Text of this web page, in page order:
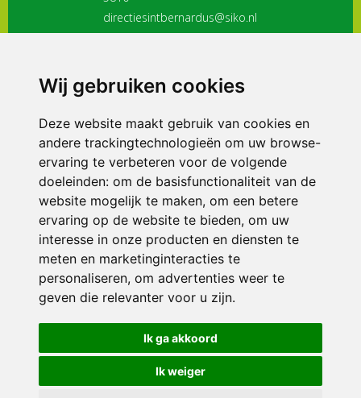
Wij gebruiken cookies
Deze website maakt gebruik van cookies en
andere trackingtechnologieën om uw browse-
ervaring te verbeteren voor de volgende
doeleinden: om de basisfunctionaliteit van de
website mogelijk te maken, om een betere
ervaring op de website te bieden, om uw
interesse in onze producten en diensten te
meten en marketinginteracties te
personaliseren, om advertenties weer te
geven die relevanter voor u zijn.
Ik ga akkoord
Ik weiger
directiesintbernardus@siko.nl
3116 JB
ONDERDEEL VAN
© 2026 Sint Bernardus | Alle rechten voorbehouden
Privacy policy|Disclaimer| Klachtenregeling|RSIN en Anbi
voorkeuren
Crealisatie The MindOffice